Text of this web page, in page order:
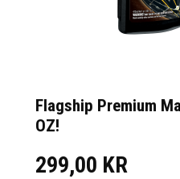
Flagship Premium
OZ!
299,00 KR